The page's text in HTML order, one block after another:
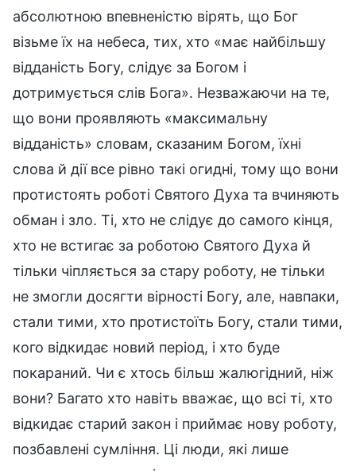
абсолютною впевненістю вірять, що Бог
візьме їх на небеса, тих, хто «має найбільшу
відданість Богу, слідує за Богом і
дотримується слів Бога». Незважаючи на те,
що вони проявляють «максимальну
відданість» словам, сказаним Богом, їхні
слова й дії все рівно такі огидні, тому що вони
протистоять роботі Святого Духа та вчиняють
обман і зло. Ті, хто не слідує до самого кінця,
хто не встигає за роботою Святого Духа й
тільки чіпляється за стару роботу, не тільки
не змогли досягти вірності Богу, але, навпаки,
стали тими, хто протистоїть Богу, стали тими,
кого відкидає новий період, і хто буде
покараний. Чи є хтось більш жалюгідний, ніж
вони? Багато хто навіть вважає, що всі ті, хто
відкидає старий закон і приймає нову роботу,
позбавлені сумління. Ці люди, які лише